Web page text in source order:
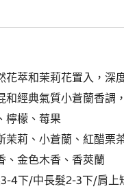
花萃和茉莉花置入，深
和經典氣質小蒼蘭香調
檸檬、莓果
茉莉、小蒼蘭、紅醋栗
、金色木香、香莢蘭
4下/中長髮2-3下/肩上